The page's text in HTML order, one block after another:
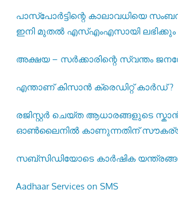
പാസ്‌പോര്‍ട്ടിന്റെ കാലാവധിയെ
ഇനി മുതല്‍ എസ്എംഎസായി ലഭിക്കും
അക്ഷയ – സർക്കാരിന്റെ സ്വന്തം
എന്താണ് കിസാൻ ക്രെഡിറ്റ് കാർഡ് ?
രജിസ്റ്റര്‍ ചെയ്ത ആധാരങ്ങളുടെ
ഓണ്‍ലൈനില്‍ കാണുന്നതിന്
സബ്സിഡിയോടെ കാർഷിക
Aadhaar Services on SMS